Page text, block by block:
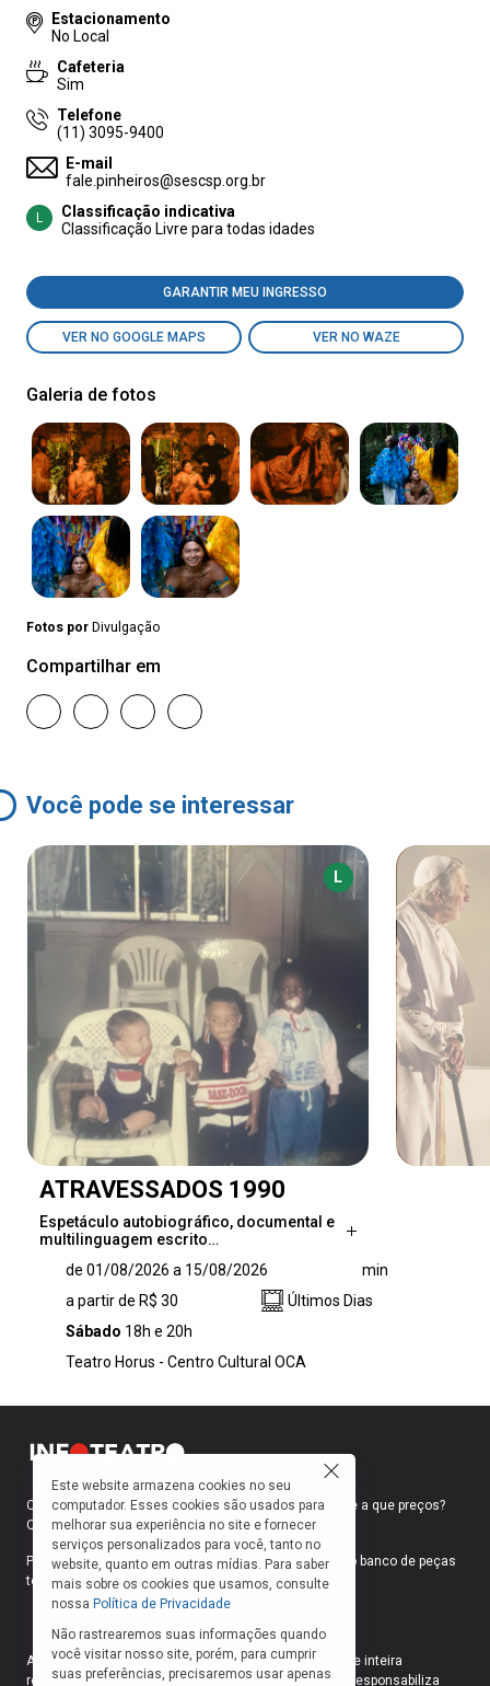
Estacionamento
No Local
Cafeteria
Sim
Telefone
(11) 3095-9400
E-mail
fale.pinheiros@sescsp.org.br
L
Classificação indicativa
Classificação Livre para todas idades
GARANTIR MEU INGRESSO
VER NO GOOGLE MAPS VER NO WAZE
Galeria de fotos
Fotos por Divulgação
Compartilhar em
Você pode se interessar
L
ATRAVESSADOS 1990
Espetáculo autobiográfico, documental e
multilinguagem escrito…
multilinguagem escrito e dirigido por Gabriel
Viriatto, “Atravessados 1990” estreia nos dias
1º, 8 e 15 de agosto, com sessões às 18h e
família periférica paulistana durante a década
de 1990 para investigar como violências,
afetos, silêncios, desigualdades e formas de
resistência permanecem inscritos no corpo e
na construção da identidade.
de 01/08/2026 a 15/08/2026
min
a partir de R$ 30
Últimos Dias
Sábado 18h e 20h
Teatro Horus - Centro Cultural OCA
Como faço para ir ao teatro? Onde compro ingressos e a que preços?
Quais peças estão em cartaz?
Para responder a essas e outras perguntas, criamos o banco de peças
teatrais do INFOTEATRO.
As informações das peças cadastradas no site são de inteira
responsabilidade das produções. O Infoteatro não se responsabiliza
Este website armazena cookies no seu
computador. Esses cookies são usados para
melhorar sua experiência no site e fornecer
serviços personalizados para você, tanto no
website, quanto em outras mídias. Para saber
mais sobre os cookies que usamos, consulte
nossa Política de Privacidade
Não rastrearemos suas informações quando
você visitar nosso site, porém, para cumprir
suas preferências, precisaremos usar apenas